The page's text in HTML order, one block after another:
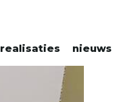
realisaties nieuws